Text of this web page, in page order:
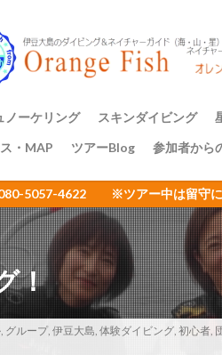
プ講習
ーのご案内
ノーケリング スキンダイビング
・MAP ツアーBlog 参加者から
4622 ※ツアー中は留守になり
！
, グループ, 伊豆大島, 体験ダイビング, 初心者,
イサキの群れ イシガキフグ
ダイ
イニシキベラ イバラカン
ミウシ
ウデフリツノザヤウミウシ
ウミウシ三昧 ウミガメ
ウマ オオモンカエルアンコウ
おとめ座 おひとりさまでも
ュ
ガイドツアー カエルアンコウ
カゴカキダイ カジイチゴ カスザ
シ
カナメイロウミウシ カミソ
カンナツノザヤウミウシ カンパ